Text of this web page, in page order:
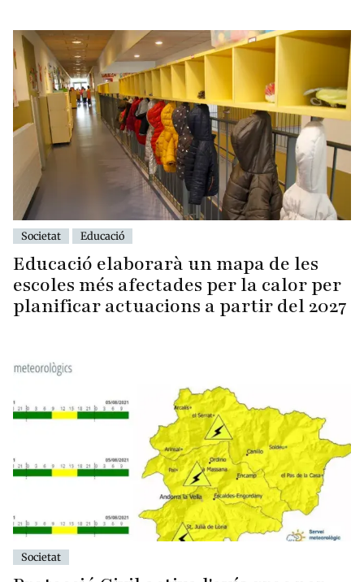
Societat Educació
Educació elaborarà un mapa de les
escoles més afectades per la calor per
planificar actuacions a partir del 2027
Societat